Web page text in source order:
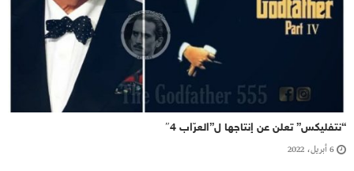
“نتفليكس” تعلن عن إنتاجها ل”العرّاب 4″
6 أبريل، 2022